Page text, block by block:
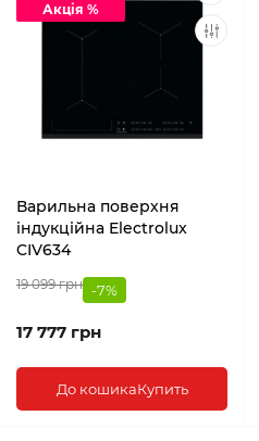
Акція %
Варильна поверхня
індукційна Electrolux
CIV634
19 099 грн -7%
17 777 грн
До кошикаКупить